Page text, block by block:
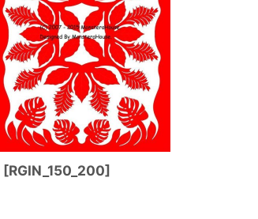
[RGIN_150_200]